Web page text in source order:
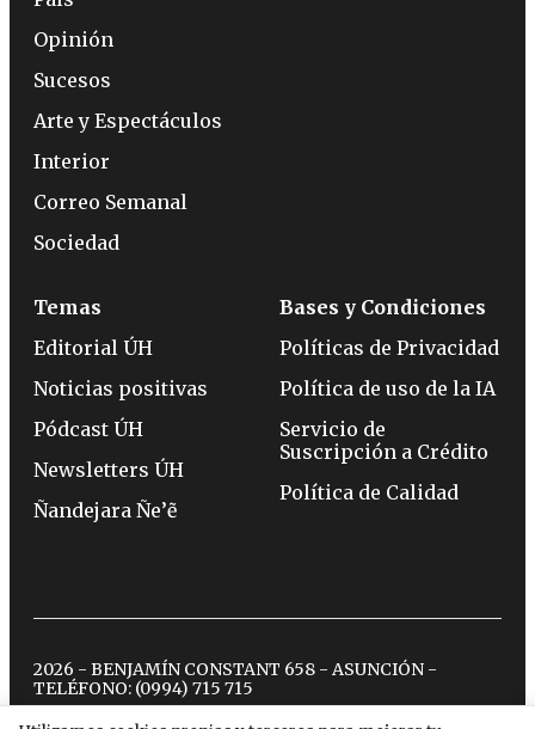
Opinión
Sucesos
Arte y Espectáculos
Interior
Correo Semanal
Sociedad
Temas
Editorial ÚH
Noticias positivas
Pódcast ÚH
Newsletters ÚH
Ñandejara Ñe’ẽ
Bases y Condiciones
Políticas de Privacidad
Política de uso de la IA
Servicio de
Suscripción a Crédito
Política de Calidad
2026 - BENJAMÍN CONSTANT 658 - ASUNCIÓN -
TELÉFONO: (0994) 715 715